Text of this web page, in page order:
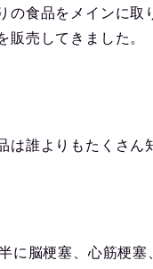
の食品をメインに
販売してきました。
は誰よりもたくさん
に脳梗塞、心筋梗